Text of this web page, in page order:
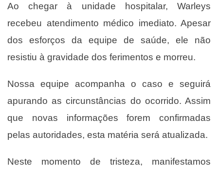
Ao chegar à unidade hospitalar, Warleys
recebeu atendimento médico imediato. Apesar
dos esforços da equipe de saúde, ele não
resistiu à gravidade dos ferimentos e morreu.
Nossa equipe acompanha o caso e seguirá
apurando as circunstâncias do ocorrido. Assim
que novas informações forem confirmadas
pelas autoridades, esta matéria será atualizada.
Neste momento de tristeza, manifestamos